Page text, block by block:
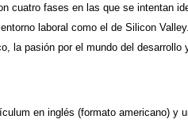
cuatro fases en las que se intentan
laboral como el de Silicon
la pasión por el mundo del
en inglés (formato americano) y